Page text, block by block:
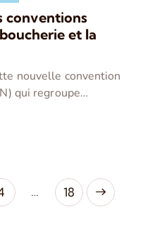
conventions
et la
nouvelle convention
qui regroupe…
… 18
>